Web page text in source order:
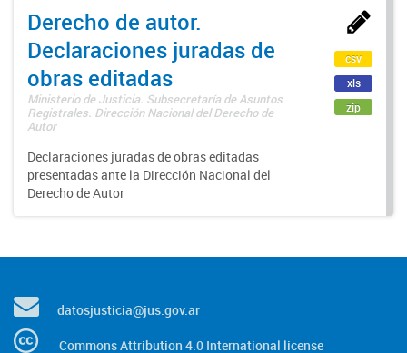
Derecho de autor.
Declaraciones juradas de
obras editadas
Ministerio de Justicia. Subsecretaría de Asuntos
Registrales. Dirección Nacional del Derecho de
Autor
Declaraciones juradas de obras editadas
presentadas ante la Dirección Nacional del
Derecho de Autor
csv
xls
zip
datosjusticia@jus.gov.ar
Commons Attribution 4.0 International license